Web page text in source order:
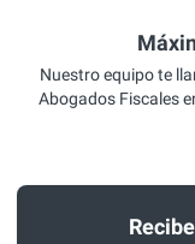
Nuestro equipo te
Abogados Fiscales